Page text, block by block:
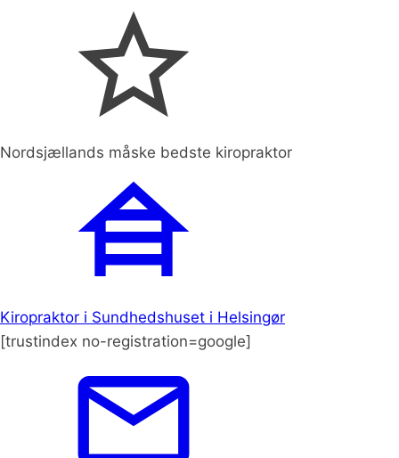
Nordsjællands måske bedste kiropraktor
Kiropraktor i Sundhedshuset i Helsingør
[trustindex no-registration=google]